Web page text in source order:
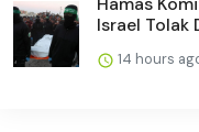
Israel Tolak
14 hours